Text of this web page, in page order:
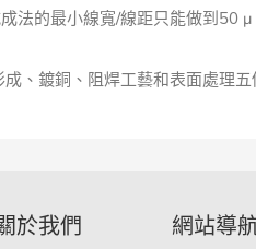
的最小線寬/線距只能做到50
、鍍銅、阻焊工藝和表面處理五
於我們 網站導